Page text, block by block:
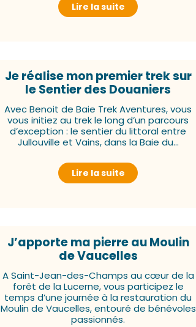
Lire la suite
Je réalise mon premier trek sur
le Sentier des Douaniers
Avec Benoit de Baie Trek Aventures, vous
vous initiez au trek le long d’un parcours
d’exception : le sentier du littoral entre
Jullouville et Vains, dans la Baie du...
Lire la suite
J’apporte ma pierre au Moulin
de Vaucelles
A Saint-Jean-des-Champs au cœur de la
forêt de la Lucerne, vous participez le
temps d’une journée à la restauration du
Moulin de Vaucelles, entouré de bénévoles
passionnés.